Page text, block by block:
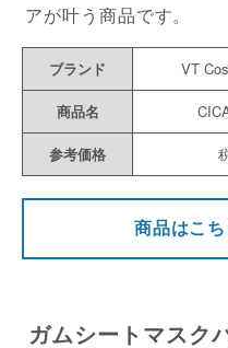
アが叶う商品です。
ブランド VT
商品名
参考価格
商品はこ
ガムシートマスク